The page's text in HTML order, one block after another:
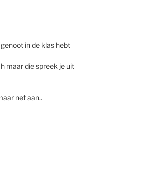
in de klas hebt
maar die spreek je uit
net aan..